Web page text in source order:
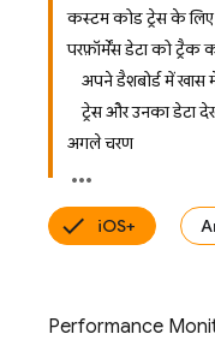
कस्टम कोड ट्रेस के लिए
परफ़ॉर्मेंस डेटा को ट्रैक
अपने डैशबोर्ड में खास
ट्रेस और उनका डेटा
अगले चरण
iOS+
Performance